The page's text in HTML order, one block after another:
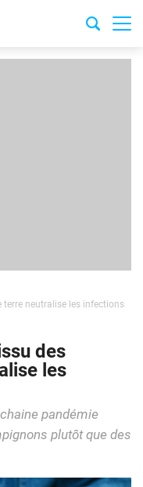
neutralise les infections
des
les
pandémie
plutôt que des